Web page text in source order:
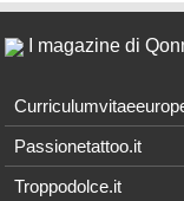
I magazine di
Passionetattoo.it
Troppodolce.it